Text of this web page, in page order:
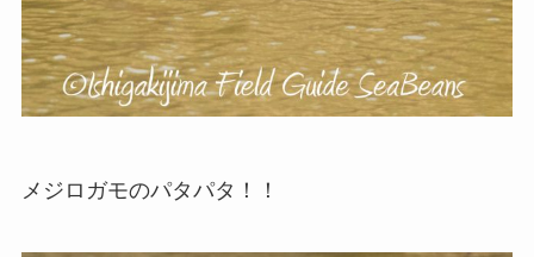
メジロガモのパタパタ！！